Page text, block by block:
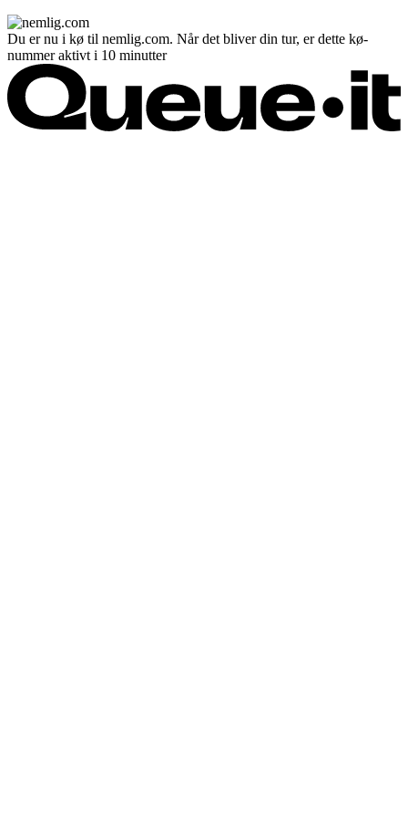
Du er nu i kø til nemlig.com. Når det bliver din tur, er dette kø-
nummer aktivt i 10 minutter